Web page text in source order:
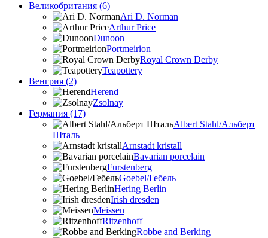
Великобритания (6)
Ari D. Norman
Arthur Price
Dunoon
Portmeirion
Royal Crown Derby
Teapottery
Венгрия (2)
Herend
Zsolnay
Германия (17)
Albert Stahl/Альбеpт
Шталь
Arnstadt kristall
Bavarian porcelain
Furstenberg
Goebel/Гебель
Hering Berlin
Irish dresden
Meissen
Ritzenhoff
Robbe and Berking